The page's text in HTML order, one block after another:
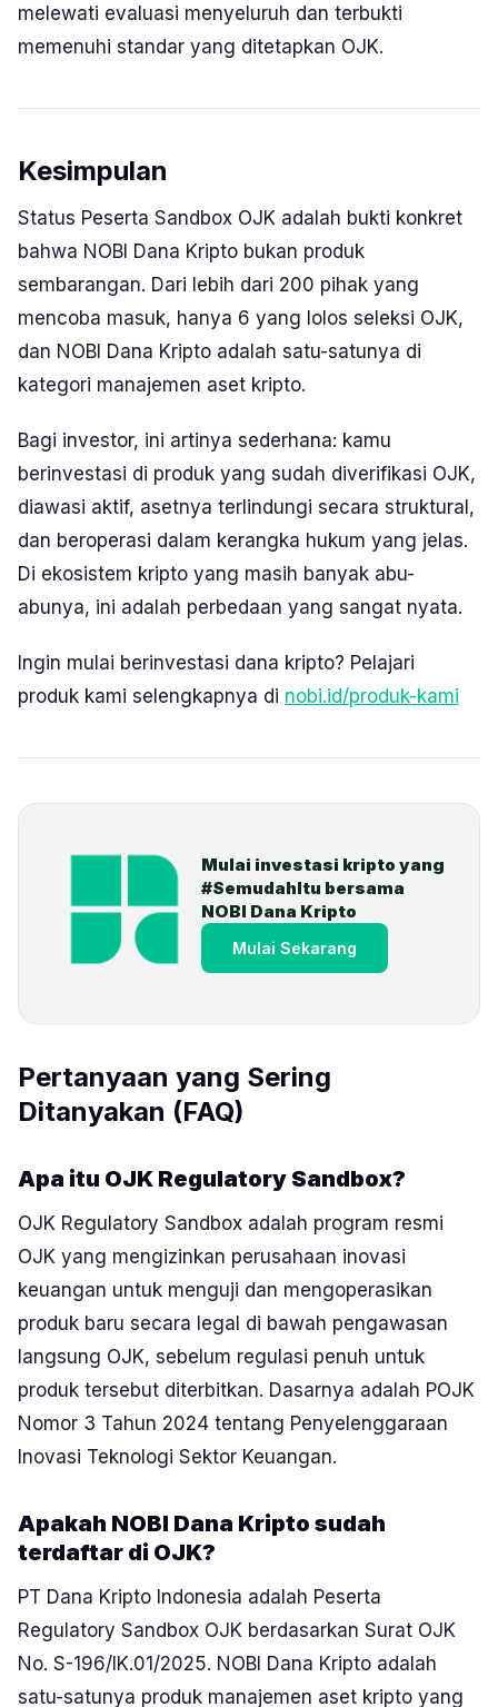
melewati evaluasi menyeluruh dan terbukti
memenuhi standar yang ditetapkan OJK.
Kesimpulan
Status Peserta Sandbox OJK adalah bukti konkret
bahwa NOBI Dana Kripto bukan produk
sembarangan. Dari lebih dari 200 pihak yang
mencoba masuk, hanya 6 yang lolos seleksi OJK,
dan NOBI Dana Kripto adalah satu-satunya di
kategori manajemen aset kripto.
Bagi investor, ini artinya sederhana: kamu
berinvestasi di produk yang sudah diverifikasi OJK,
diawasi aktif, asetnya terlindungi secara struktural,
dan beroperasi dalam kerangka hukum yang jelas.
Di ekosistem kripto yang masih banyak abu-
abunya, ini adalah perbedaan yang sangat nyata.
Ingin mulai berinvestasi dana kripto? Pelajari
produk kami selengkapnya di nobi.id/produk-kami
Mulai investasi kripto yang
#SemudahItu bersama
NOBI Dana Kripto
Mulai Sekarang
Pertanyaan yang Sering
Ditanyakan (FAQ)
Apa itu OJK Regulatory Sandbox?
OJK Regulatory Sandbox adalah program resmi
OJK yang mengizinkan perusahaan inovasi
keuangan untuk menguji dan mengoperasikan
produk baru secara legal di bawah pengawasan
langsung OJK, sebelum regulasi penuh untuk
produk tersebut diterbitkan. Dasarnya adalah POJK
Nomor 3 Tahun 2024 tentang Penyelenggaraan
Inovasi Teknologi Sektor Keuangan.
Apakah NOBI Dana Kripto sudah
terdaftar di OJK?
PT Dana Kripto Indonesia adalah Peserta
Regulatory Sandbox OJK berdasarkan Surat OJK
No. S-196/IK.01/2025. NOBI Dana Kripto adalah
satu-satunya produk manajemen aset kripto yang